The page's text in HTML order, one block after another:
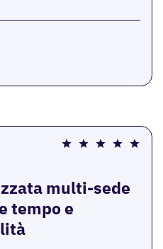
multi-sede
tempo e